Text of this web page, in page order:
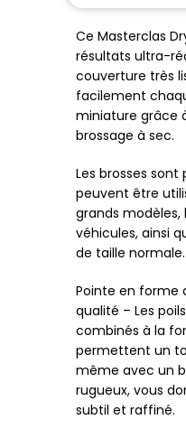
Ce Masterclas
résultats ultra-
couverture très
facilement
miniature grâce
brossage à sec.
Les brosses
peuvent être
grands modèles,
véhicules, ainsi
de taille normale.
Pointe en forme
qualité – Les
combinés à la
permettent un
même avec un
rugueux, vous
subtil et raffiné.